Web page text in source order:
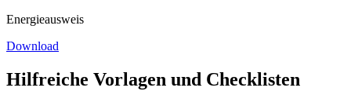
Energieausweis
Download
Hilfreiche Vorlagen und Checklisten